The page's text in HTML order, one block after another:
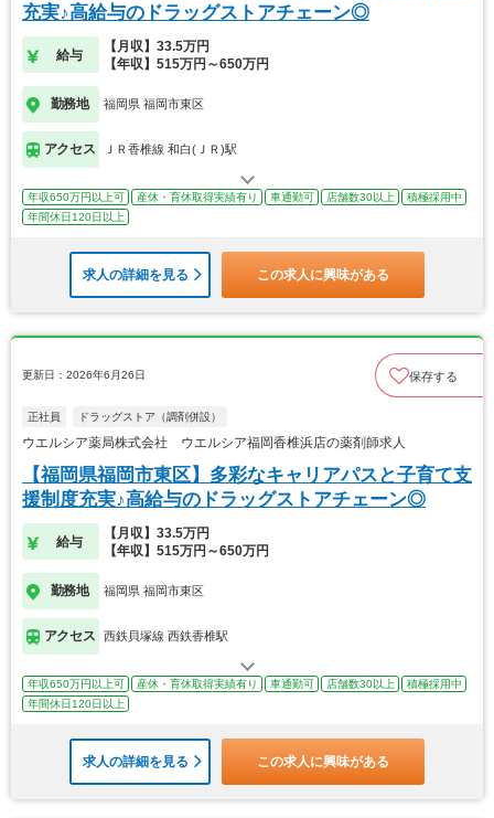
充実♪高給与のドラッグストアチェーン◎
給与
【月収】33.5万円
【年収】515万円～650万円
勤務地 福岡県 福岡市東区
アクセス ＪＲ香椎線 和白(ＪＲ)駅
年収650万円以上可 産休・育休取得実績有り 車通勤可 店舗数30以上
積極採用中
年間休日120日以上
求人の詳細を見る この求人に興味がある
更新日：2026年6月26日 保存する
正社員 ドラッグストア（調剤併設）
ウエルシア薬局株式会社 ウエルシア福岡香椎浜店の薬剤師求人
【福岡県福岡市東区】多彩なキャリアパスと子育て支
援制度充実♪高給与のドラッグストアチェーン◎
給与
【月収】33.5万円
【年収】515万円～650万円
勤務地 福岡県 福岡市東区
アクセス 西鉄貝塚線 西鉄香椎駅
年収650万円以上可 産休・育休取得実績有り 車通勤可 店舗数30以上
積極採用中
年間休日120日以上
求人の詳細を見る この求人に興味がある